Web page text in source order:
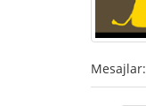
Mesajlar: